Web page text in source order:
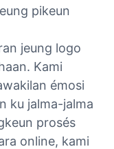
pikeun
jeung logo
Kami
émosi
ku jalma-jalma
prosés
online, kami